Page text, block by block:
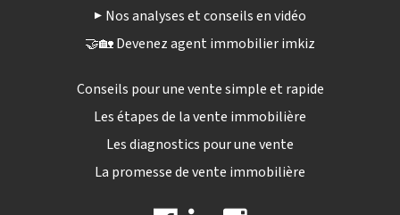
▶️ Nos analyses et conseils en vidéo
🤝🏡 Devenez agent immobilier imkiz
Conseils pour une vente simple et rapide
Les étapes de la vente immobilière
Les diagnostics pour une vente
La promesse de vente immobilière